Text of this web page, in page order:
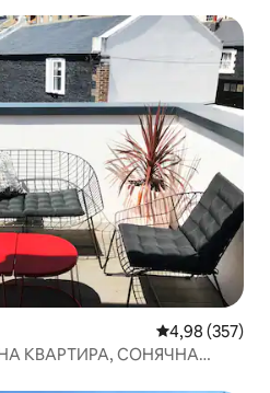
Середня
4,98 (357)
КВАРТИРА, СОНЯЧНА